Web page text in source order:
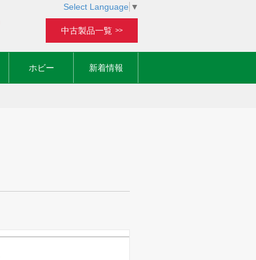
中古製品一覧 >>
Select Language ▼
ホビー 新着情報